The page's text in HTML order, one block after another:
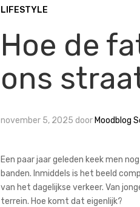
LIFESTYLE
Hoe de
ons
november 5, 2025 door Moodblog
Een paar jaar geleden keek men
banden. Inmiddels is het beeld
van het dagelijkse verkeer. Van
terrein. Hoe komt dat eigenlijk?